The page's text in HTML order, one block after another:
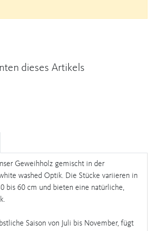
dieses Artikels
Geweihholz gemischt in der
washed Optik. Die Stücke variieren in
bis 60 cm und bieten eine natürliche,
Saison von Juli bis November, fügt